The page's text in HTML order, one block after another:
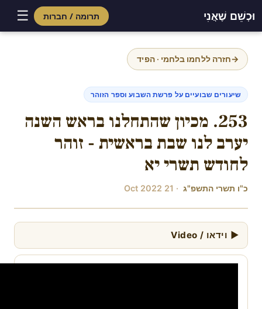
וּכְשֵׁם שֶׁאֲנִי תרומה / חברות ☰
→חזרה ללחמו בלחמי · הפיד
שיעורים שבועיים על פרשת השבוע וספר הזוהר
253. מכיון שהתחלנו בראש השנה
יערב לנו שבת בראשית - זוהר
לחודש תשרי יא
כ"ו תשרי התשפ"ג · 21 Oct 2022
▶ וידאו / Video